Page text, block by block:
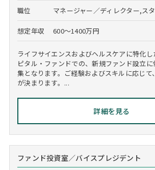
職位 マネージャー／ディレクター,ス
想定年収 600～1400万円
ライフサイエンスおよびヘルスケアに特化
ピタル・ファンドでの、新規ファンド設立
集となります。ご経験およびスキルに応じて
が決まります。...
詳細を見る
ファンド投資室／バイスプレジデント